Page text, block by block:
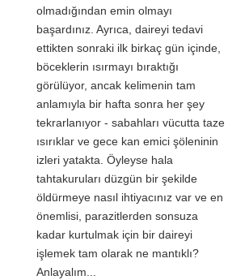
olmadığından emin olmayı
başardınız. Ayrıca, daireyi tedavi
ettikten sonraki ilk birkaç gün içinde,
böceklerin ısırmayı bıraktığı
görülüyor, ancak kelimenin tam
anlamıyla bir hafta sonra her şey
tekrarlanıyor - sabahları vücutta taze
ısırıklar ve gece kan emici şöleninin
izleri yatakta. Öyleyse hala
tahtakuruları düzgün bir şekilde
öldürmeye nasıl ihtiyacınız var ve en
önemlisi, parazitlerden sonsuza
kadar kurtulmak için bir daireyi
işlemek tam olarak ne mantıklı?
Anlayalım...